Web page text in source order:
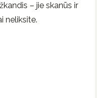
– jie skanūs ir
neliksite.